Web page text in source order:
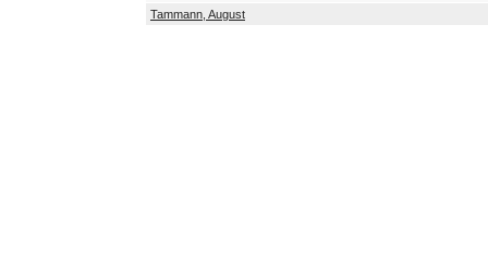
Tammann, August